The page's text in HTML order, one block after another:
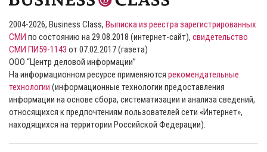
2004-2026, Business Class, Выписка из реестра зарегистрированных
СМИ по состоянию на 29.08.2018 (интернет-сайт), свидетельство
СМИ ПИ59-1143 от 07.02.2017 (газета)
ООО “Центр деловой информации”
На информационном ресурсе применяются рекомендательные
технологии (информационные технологии предоставления
информации на основе сбора, систематизации и анализа сведений,
относящихся к предпочтениям пользователей сети «Интернет»,
находящихся на территории Российской Федерации).